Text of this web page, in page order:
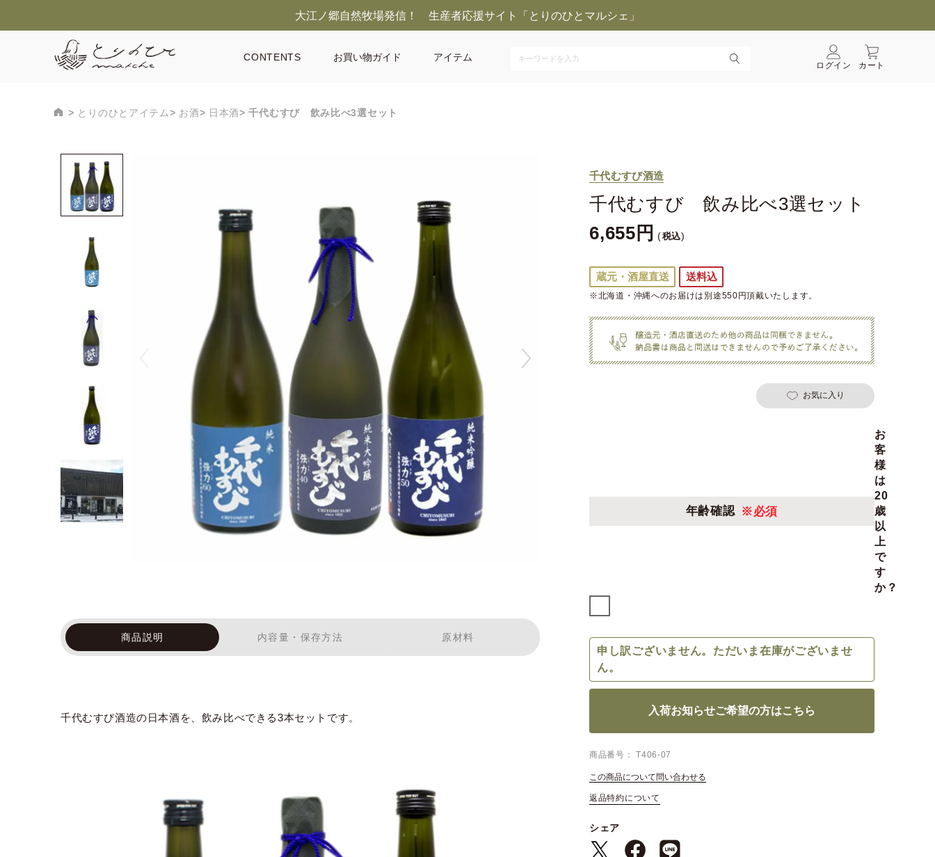
大江ノ郷自然牧場発信！ 生産者応援サイト「とりのひとマルシェ」
CONTENTS お買い物ガイド アイテム
ログイン カート
とりのひとアイテム お酒 日本酒 千代むすび 飲み比べ3選セット
千代むすび酒造
千代むすび 飲み比べ3選セット
6,655
税込
蔵元・酒屋直送 送料込
※北海道・沖縄へのお届けは別途550円頂戴いたします。
お気に入り
年齢確認 ※必須
お
客
様
は
20
歳
以
上
で
す
か？
申し訳ございません。ただいま在庫がございませ
ん。
入荷お知らせご希望の方はこちら
商品番号 T406-07
この商品について問い合わせる
返品特約について
シェア
商品説明 内容量・保存方法 原材料
千代むすび酒造の日本酒を、飲み比べできる3本セットです。